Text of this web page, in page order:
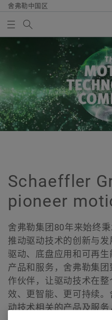
舍弗勒中国区
Search term
Overview
质量/环境
证书及荣誉
Overview
采购与供应商管理
供应商招募
合同条件
供应商管理与物流
可持续性
质量
舍弗勒供应商计划
Supplier information
Overview
市场与销售
授权经销商
销售公司
集团
Overview
集团
舍弗勒集团行为准则
Overview
Vehicle Lifetime
乘用车
轻型商用车
拖拉机
服务
Overview
Bearings & Industrial
产品介绍
工业解决方案
Medias 产品目录
X-life
培训
计算和建议
Overview
共同成长
多元发展
持续学习
Overview
媒体图书馆
媒体图片
视频
Apps (Corporate website)
Facebook
LinkedIn
集
集团网站
There are no items in your
new elements button:
Collect media
in the shopping
quantity for each
not allowed to sell
Schaeffler
pioneer
舍弗勒集团80年来始终
推动驱动技术的创新与
驱动、底盘应用和可再生
产品和服务，舍弗勒集
作伙伴，让驱动技术在
效、更智能、更可持续
动技术相关的产品及服